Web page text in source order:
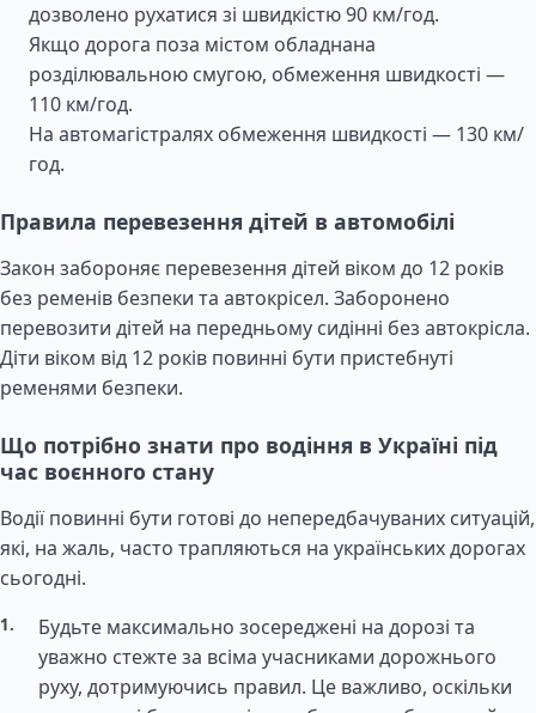
дозволено рухатися зі швидкістю 90 км/год.
Якщо дорога поза містом обладнана
розділювальною смугою, обмеження швидкості —
110 км/год.
На автомагістралях обмеження швидкості — 130 км/
год.
Правила перевезення дітей в автомобілі
Закон забороняє перевезення дітей віком до 12 років
без ременів безпеки та автокрісел. Заборонено
перевозити дітей на передньому сидінні без автокрісла.
Діти віком від 12 років повинні бути пристебнуті
ременями безпеки.
Що потрібно знати про водіння в Україні під
час воєнного стану
Водії повинні бути готові до непередбачуваних ситуацій,
які, на жаль, часто трапляються на українських дорогах
сьогодні.
Будьте максимально зосереджені на дорозі та
уважно стежте за всіма учасниками дорожнього
руху, дотримуючись правил. Це важливо, оскільки